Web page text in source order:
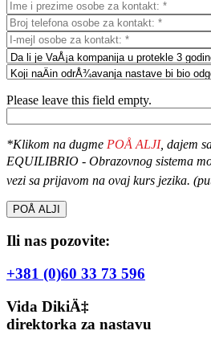
Please leave this field empty.
*Klikom na dugme POÅ ALJI, dajem
EQUILIBRIO - Obrazovnog sistema
vezi sa prijavom na ovaj kurs jezika.
Ili nas pozovite:
+381 (0)60 33 73 596
Vida DikiÄ‡
direktorka za nastavu